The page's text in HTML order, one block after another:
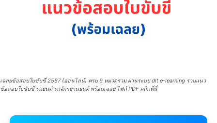
เฉลยข้อสอบใบขับขี่ 2567 (ออนไลน์) ครบ 9 หมวดรวม ผ่านระบบ dlt e-learning รวมแนว
ข้อสอบใบขับขี่ รถยนต์ รถจักรยานยนต์ พร้อมเฉลย ไฟล์ PDF คลิกที่นี่